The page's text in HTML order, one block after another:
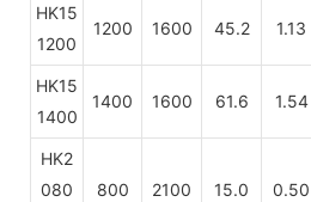
HK15
1200
1200 1600 45.2 1.13
HK15
1400
1400 1600 61.6 1.54
HK2
080
800 2100 15.0 0.50